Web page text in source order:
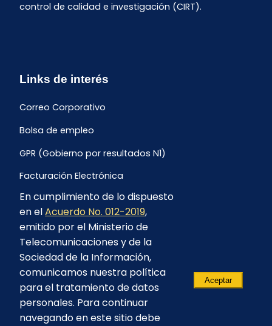
control de calidad e investigación (CIRT).
Links de interés
Correo Corporativo
Bolsa de empleo
GPR (Gobierno por resultados N1)
Facturación Electrónica
Archivo Histórico de Facturación
Portal Ambiental y Social
Proyecto Geotérmico Chachimbiro
Contratación consultoría mediante “Lista Corta”
Reglamento de Procesos Asociativos
En cumplimiento de lo dispuesto
en elAcuerdo No. 012-2019,
emitido por el Ministerio de
Telecomunicaciones y de la
Sociedad de la Información,
comunicamos nuestra política
para el tratamiento de datos
personales. Para continuar
navegando en este sitio debe
Aceptar